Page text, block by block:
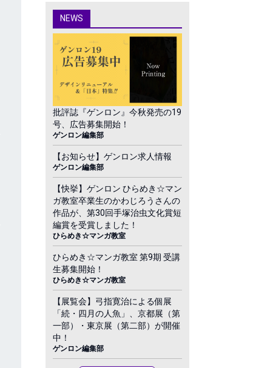
NEWS
批評誌『ゲンロン』今秋発売の19
号、広告募集開始！
ゲンロン編集部
【お知らせ】ゲンロン求人情報
ゲンロン編集部
【快挙】ゲンロン ひらめき☆マン
ガ教室卒業生のかわじろうさんの
作品が、第30回手塚治虫文化賞短
編賞を受賞しました！
ひらめき☆マンガ教室
ひらめき☆マンガ教室 第9期 受講
生募集開始！
ひらめき☆マンガ教室
【展覧会】弓指寛治による個展
「続・四月の人魚」、京都展（第
一部）・東京展（第二部）が開催
中！
ゲンロン編集部